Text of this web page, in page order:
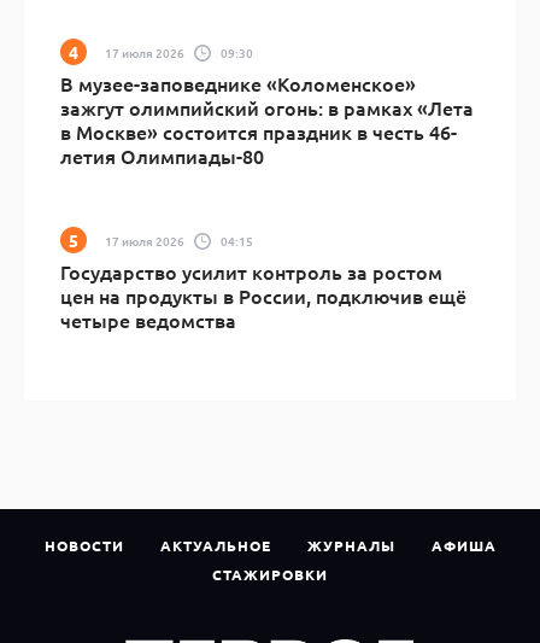
17 июля 2026 09:30
В музее-заповеднике «Коломенское»
зажгут олимпийский огонь: в рамках «Лета
в Москве» состоится праздник в честь 46-
летия Олимпиады-80
17 июля 2026 04:15
Государство усилит контроль за ростом
цен на продукты в России, подключив ещё
четыре ведомства
НОВОСТИ АКТУАЛЬНОЕ ЖУРНАЛЫ
АФИША
СТАЖИРОВКИ